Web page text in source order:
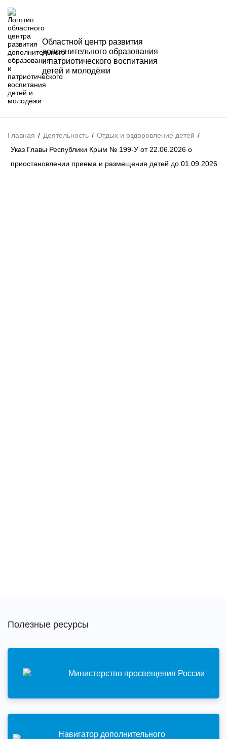
Областной центр развития
дополнительного образования
и патриотического воспитания
детей и молодёжи
Главная / Деятельность / Отдых и оздоровление детей /
Указ Главы Республики Крым № 199-У от 22.06.2026 о
приостановлении приема и размещения детей до 01.09.2026
Полезные ресурсы
Министерство просвещения России
Навигатор дополнительного